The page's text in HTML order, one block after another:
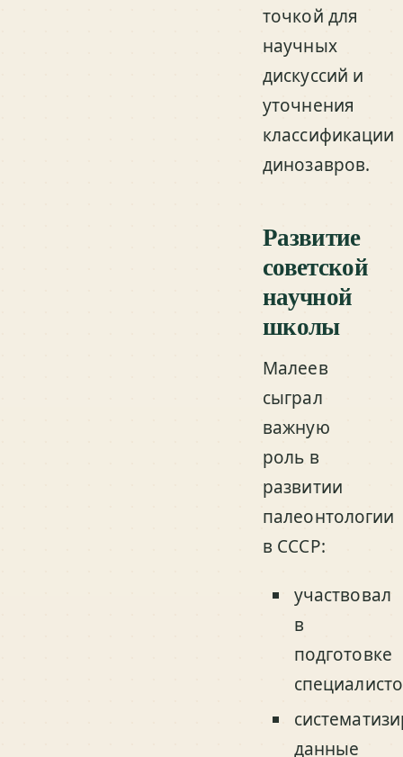
точкой для
научных
дискуссий и
уточнения
классификации
динозавров.
Развитие
советской
научной
школы
Малеев
сыграл
важную
роль в
развитии
палеонтологии
в СССР:
участвовал
в
подготовке
данные